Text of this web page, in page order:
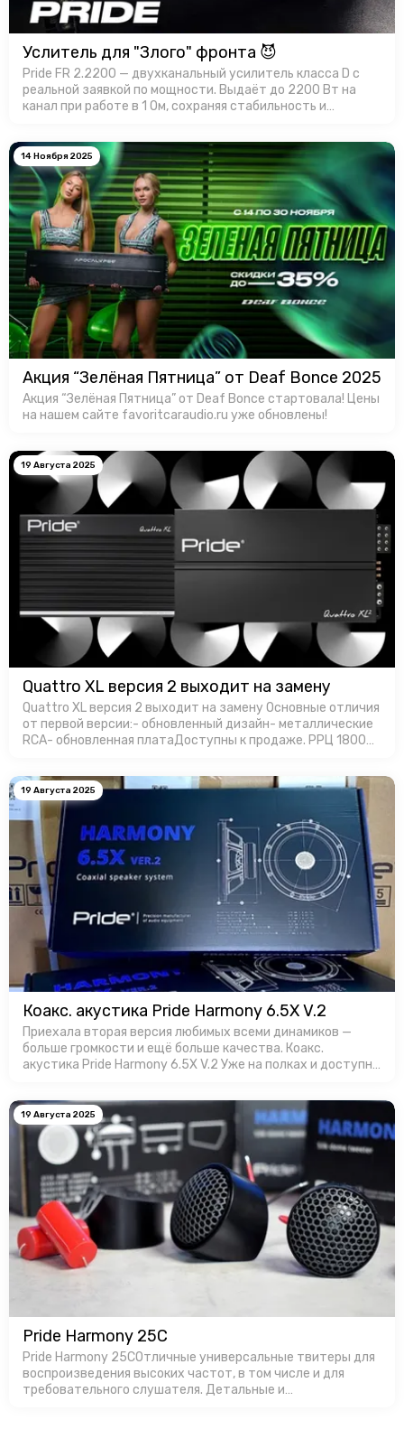
Услитель для "Злого" фронта 😈
Pride FR 2.2200 — двухканальный усилитель класса D с
реальной заявкой по мощности. Выдаёт до 2200 Вт на
канал при работе в 1 Ом, сохраняя стабильность и
теплоотвод, а продуманная …
14 Ноября 2025
Акция “Зелёная Пятница” от Deaf Bonce 2025
Акция “Зелёная Пятница” от Deaf Bonce стартовала! Цены
на нашем сайте favoritcaraudio.ru уже обновлены!
19 Августа 2025
Quattro XL версия 2 выходит на замену
Quattro XL версия 2 выходит на замену Основные отличия
от первой версии:- обновленный дизайн- металлические
RCA- обновленная платаДоступны к продаже. РРЦ 18000
19 Августа 2025
Коакс. акустика Pride Harmony 6.5X V.2
Приехала вторая версия любимых всеми динамиков —
больше громкости и ещё больше качества. Коакс.
акустика Pride Harmony 6.5X V.2 Уже на полках и доступны
19 Августа 2025
Pride Harmony 25C
Pride Harmony 25CОтличные универсальные твитеры для
воспроизведения высоких частот, в том числе и для
требовательного слушателя. Детальные и